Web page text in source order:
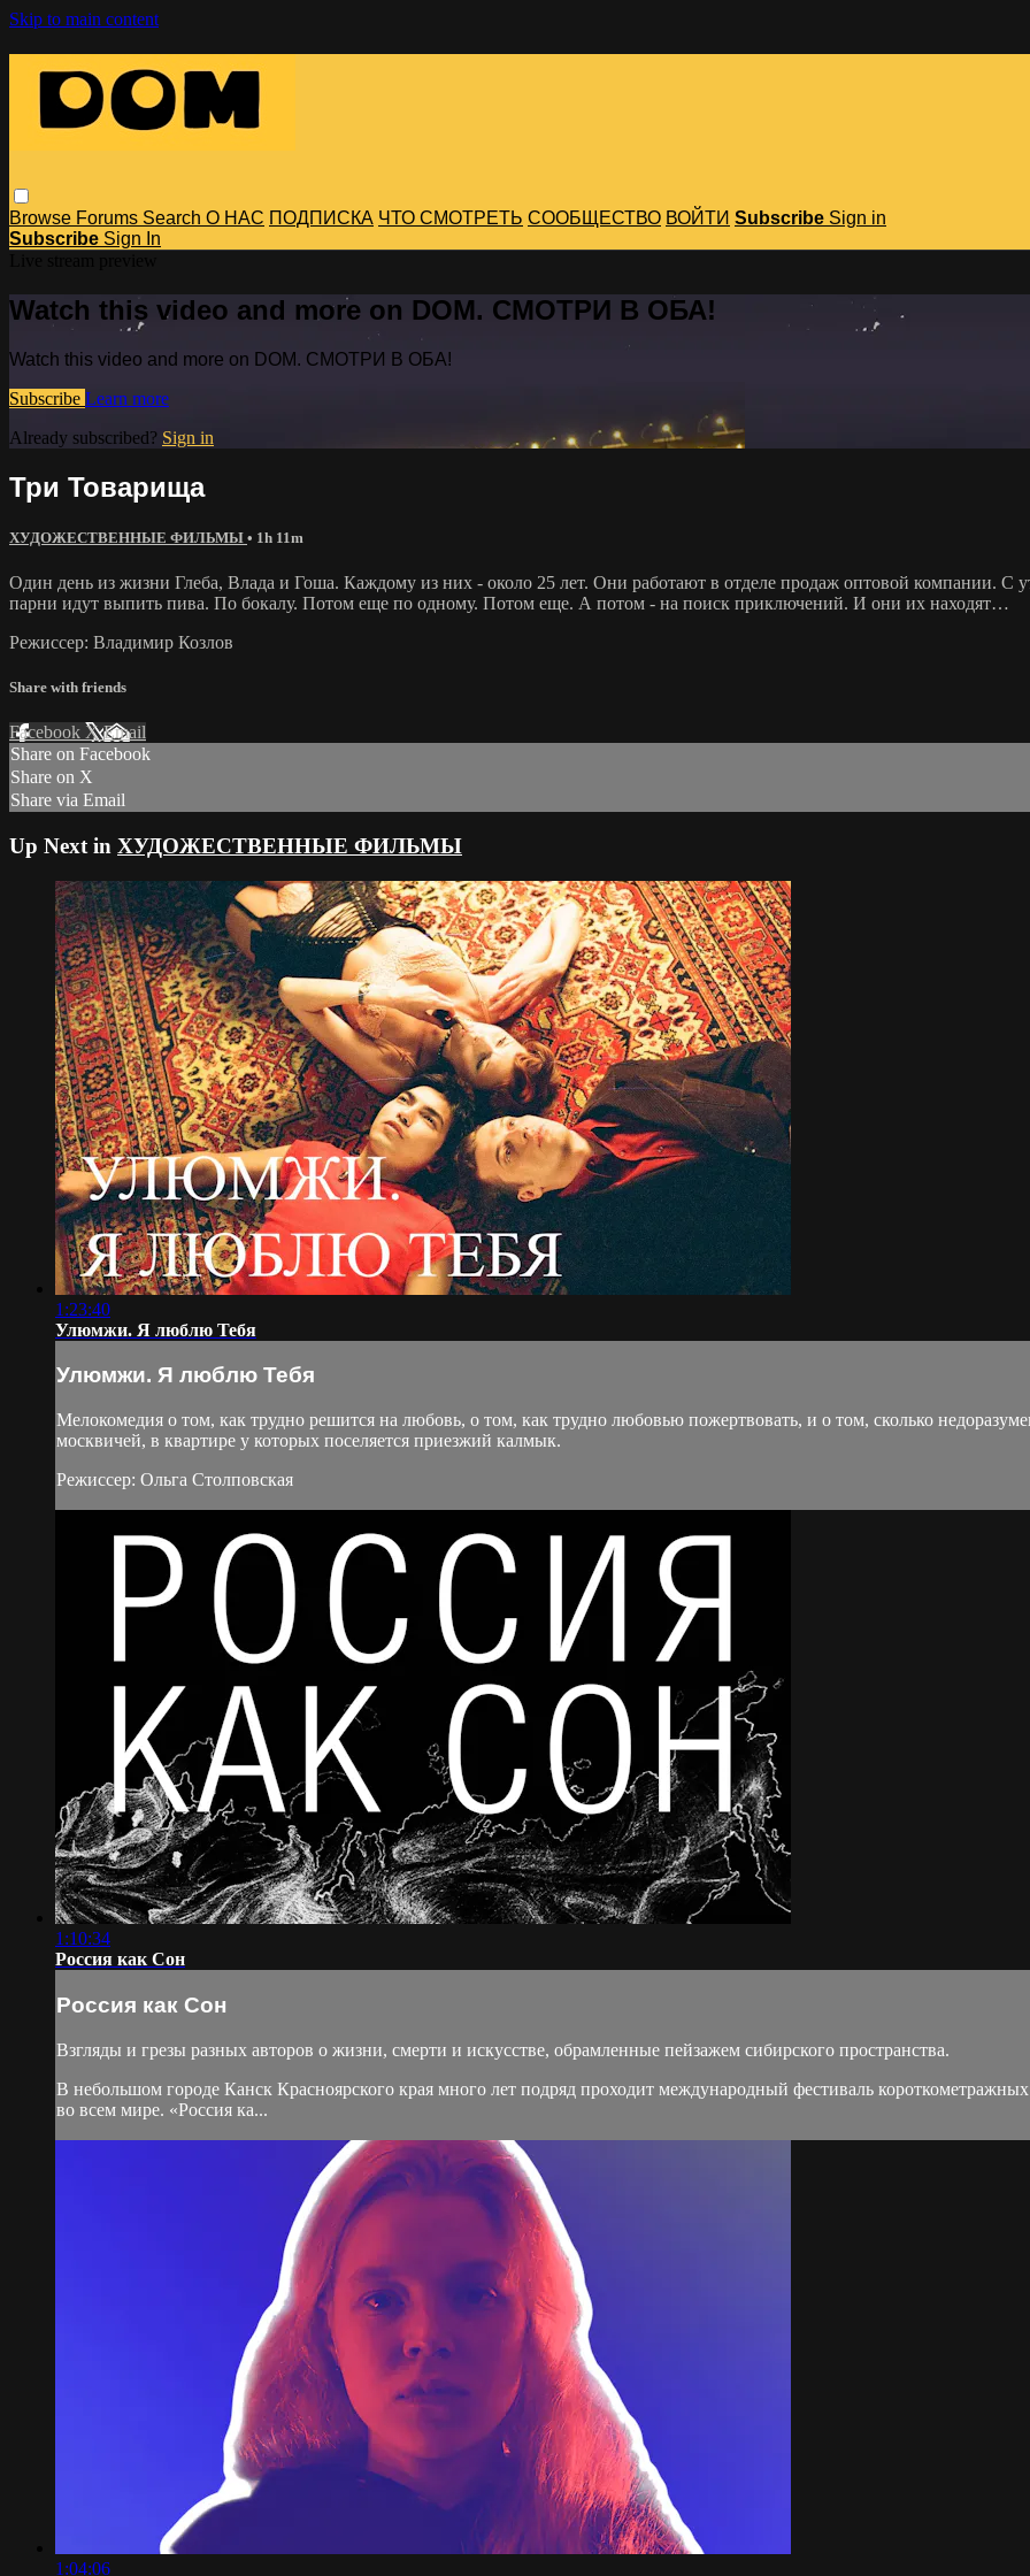
Skip to main content
Browse Forums Search О НАС ПОДПИСКА ЧТО СМОТРЕТЬ СООБЩЕСТВО ВОЙТИ Subscribe Sign in
Subscribe Sign In
Watch this video and more on DOM. СМОТРИ В ОБА!
Watch this video and more on DOM. СМОТРИ В ОБА!
Subscribe Learn more
Already subscribed? Sign in
Три Товарища
ХУДОЖЕСТВЕННЫЕ ФИЛЬМЫ • 1h 11m
Один день из жизни Глеба, Влада и Гоша. Каждому из них - около 25 лет. Они работают в отделе продаж оптовой компании. С
парни идут выпить пива. По бокалу. Потом еще по одному. Потом еще. А потом - на поиск приключений. И они их находят…
Режиссер: Владимир Козлов
Share with friends
Facebook XEmail
Share on Facebook
Share on X
Share via Email
Up Next in ХУДОЖЕСТВЕННЫЕ ФИЛЬМЫ
1:23:40
Улюмжи. Я люблю Тебя
Улюмжи. Я люблю Тебя
Мелокомедия о том, как трудно решится на любовь, о том, как трудно любовью пожертвовать, и о том, сколько
москвичей, в квартире у которых поселяется приезжий калмык.
Режиссер: Ольга Столповская
1:10:34
Россия как Сон
Россия как Сон
Взгляды и грезы разных авторов о жизни, смерти и искусстве, обрамленные пейзажем сибирского пространства.
В небольшом городе Канск Красноярского края много лет подряд проходит международный фестиваль
во всем мире. «Россия ка...
1:04:06